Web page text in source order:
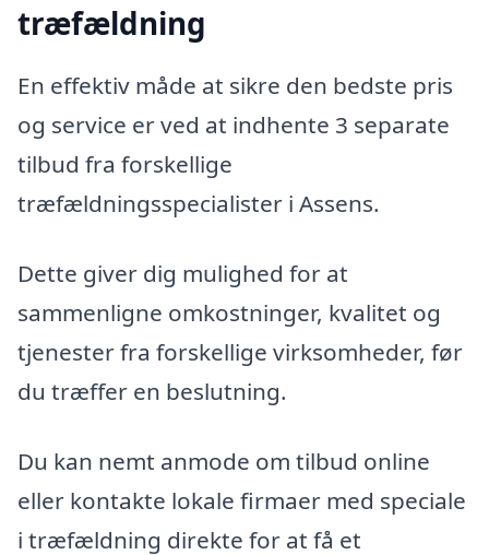
træfældning
En effektiv måde at sikre den bedste pris
og service er ved at indhente 3 separate
tilbud fra forskellige
træfældningsspecialister i Assens.
Dette giver dig mulighed for at
sammenligne omkostninger, kvalitet og
tjenester fra forskellige virksomheder, før
du træffer en beslutning.
Du kan nemt anmode om tilbud online
eller kontakte lokale firmaer med speciale
i træfældning direkte for at få et